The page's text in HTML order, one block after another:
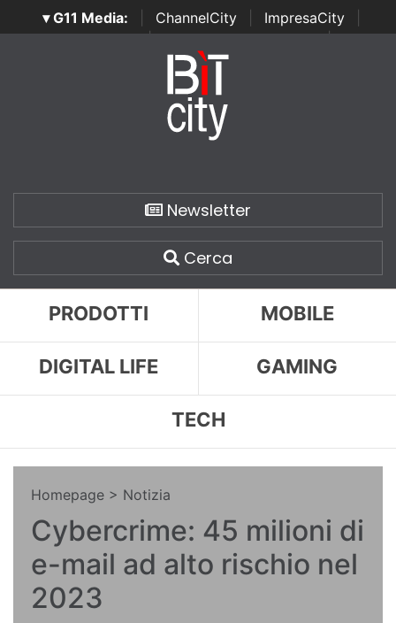
▾ G11 Media: ChannelCity ImpresaCity
SecurityOpenLab | Italian Channel Awards | Italian
Italian Security Awards
Newsletter
Cerca
PRODOTTI MOBILE
DIGITAL LIFE GAMING
TECH
Homepage > Notizia
Cybercrime: 45 milioni di
e-mail ad alto rischio nel
2023